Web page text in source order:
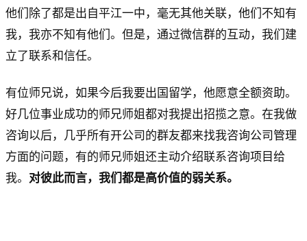
他们除了都是出自平江一中，毫无其他关联，他们不知有
我，我亦不知有他们。但是，通过微信群的互动，我们建
立了联系和信任。
有位师兄说，如果今后我要出国留学，他愿意全额资助。
好几位事业成功的师兄师姐都对我提出招揽之意。在我做
咨询以后，几乎所有开公司的群友都来找我咨询公司管理
方面的问题，有的师兄师姐还主动介绍联系咨询项目给
我。 对彼此而言，我们都是高价值的弱关系。